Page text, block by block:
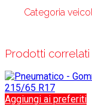
Categoria
Prodotti correlati
Aggiungi ai preferiti